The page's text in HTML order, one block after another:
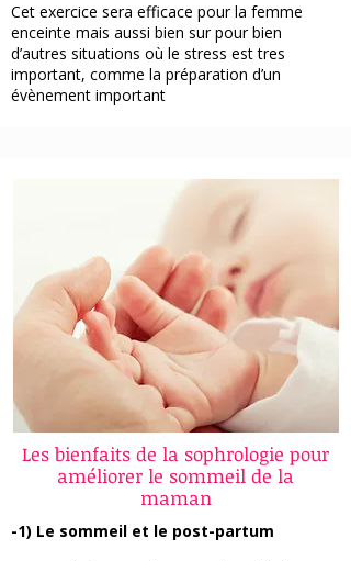
Cet exercice sera efficace pour la femme
enceinte mais aussi bien sur pour bien
d’autres situations où le stress est tres
important, comme la préparation d’un
évènement important
Les bienfaits de la sophrologie pour
améliorer le sommeil de la
maman
-1) Le sommeil et le post-partum